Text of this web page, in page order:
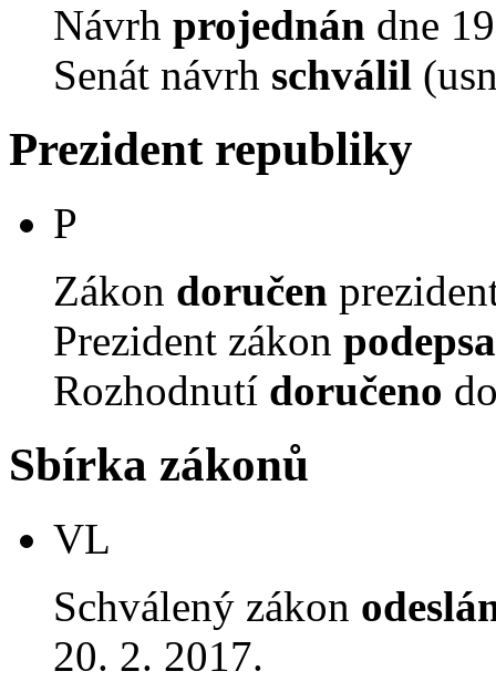
Návrh projednán dne
Senát návrh schválil
Prezident republiky
P
Zákon doručen
Prezident zákon
Rozhodnutí doručeno
Sbírka zákonů
VL
Schválený zákon
20. 2. 2017.